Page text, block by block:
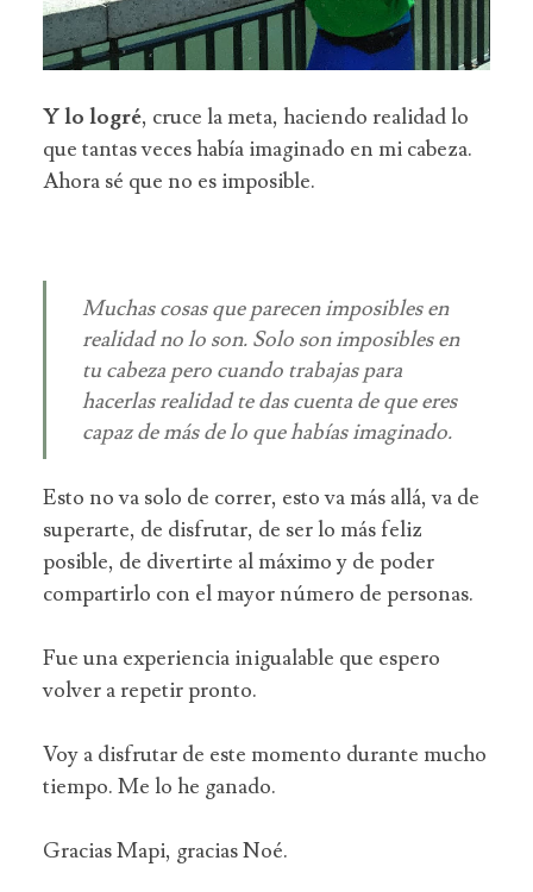
Y lo logré, cruce la meta, haciendo realidad lo
que tantas veces había imaginado en mi cabeza.
Ahora sé que no es imposible.
Muchas cosas que parecen imposibles en
realidad no lo son. Solo son imposibles en
tu cabeza pero cuando trabajas para
hacerlas realidad te das cuenta de que eres
capaz de más de lo que habías imaginado.
Esto no va solo de correr, esto va más allá, va de
superarte, de disfrutar, de ser lo más feliz
posible, de divertirte al máximo y de poder
compartirlo con el mayor número de personas.
Fue una experiencia inigualable que espero
volver a repetir pronto.
Voy a disfrutar de este momento durante mucho
tiempo. Me lo he ganado.
Gracias Mapi, gracias Noé.